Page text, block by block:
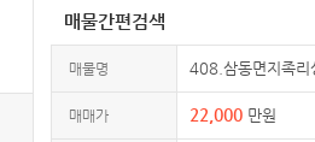
매물간편검색
매물명 408.삼동면지족
매매가 22,000 만원